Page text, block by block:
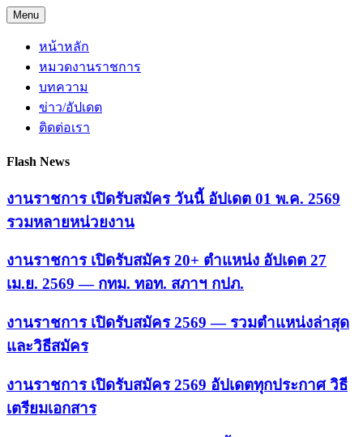
Skip
to
content
Menu
หน้าหลัก
หมวดงานราชการ
บทความ
ข่าว/อัปเดต
ติดต่อเรา
Flash News
งานราชการ เปิดรับสมัคร วันนี้ อัปเดต 01 พ.ค. 2569
รวมหลายหน่วยงาน
งานราชการ เปิดรับสมัคร 20+ ตำแหน่ง อัปเดต 27
เม.ย. 2569 — กทม. ทอท. สภาฯ กปภ.
งานราชการ เปิดรับสมัคร 2569 — รวมตำแหน่งล่าสุด
และวิธีสมัคร
งานราชการ เปิดรับสมัคร 2569 อัปเดตทุกประกาศ วิธี
เตรียมเอกสาร